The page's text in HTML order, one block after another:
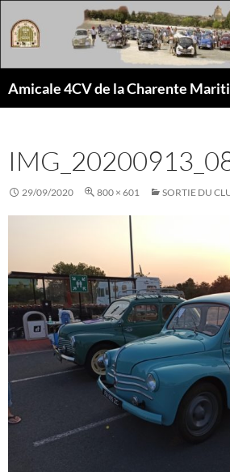
au
contenu
Amicale 4CV de la Charente
29/09/2020 800 × 601 SORTIE DU